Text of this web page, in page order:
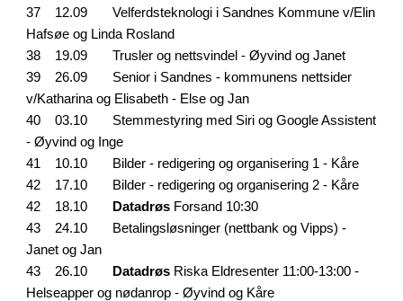
37
12.09
Velferdsteknologi i Sandnes Kommune v/Elin
Hafsøe og Linda Rosland
38
19.09
Trusler og nettsvindel - Øyvind og Janet
39
26.09
Senior i Sandnes - kommunens nettsider
v/Katharina og Elisabeth - Else og Jan
40
03.10
Stemmestyring med Siri og Google Assistent
- Øyvind og Inge
41
10.10 Bilder - redigering og organisering 1 - Kåre
42
17.10 Bilder - redigering og organisering 2 - Kåre
42 18.10
Datadrøs Forsand 10:30
43
24.10
Betalingsløsninger (nettbank og Vipps) -
Janet og Jan
43 26.10
Datadrøs Riska Eldresenter 11:00-13:00 -
Helseapper og nødanrop - Øyvind og Kåre